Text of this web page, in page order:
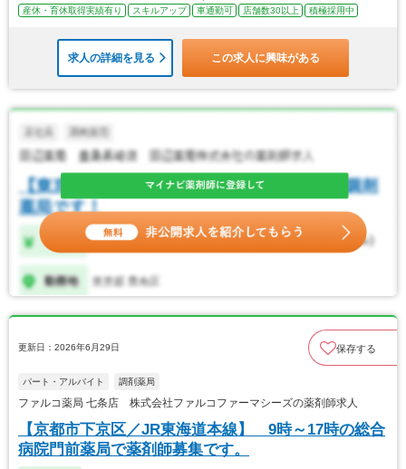
産休・育休取得実績有り スキルアップ 車通勤可 店舗数30以上 積極採用中
求人の詳細を見る この求人に興味がある
更新日：2026年6月29日 保存する
パート・アルバイト 調剤薬局
ファルコ薬局 七条店 株式会社ファルコファーマシーズの薬剤師求人
【京都市下京区／JR東海道本線】 9時～17時の総合
病院門前薬局で薬剤師募集です。